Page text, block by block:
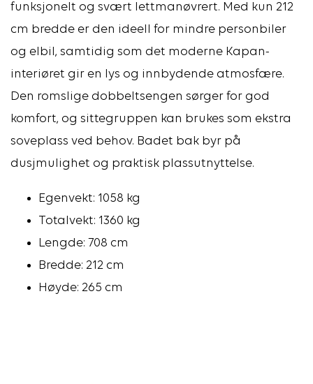
funksjonelt og svært lettmanøvrert. Med kun 212
cm bredde er den ideell for mindre personbiler
og elbil, samtidig som det moderne Kapan-
interiøret gir en lys og innbydende atmosfære.
Den romslige dobbeltsengen sørger for god
komfort, og sittegruppen kan brukes som ekstra
soveplass ved behov. Badet bak byr på
dusjmulighet og praktisk plassutnyttelse.
Egenvekt: 1058 kg
Totalvekt: 1360 kg
Lengde: 708 cm
Bredde: 212 cm
Høyde: 265 cm